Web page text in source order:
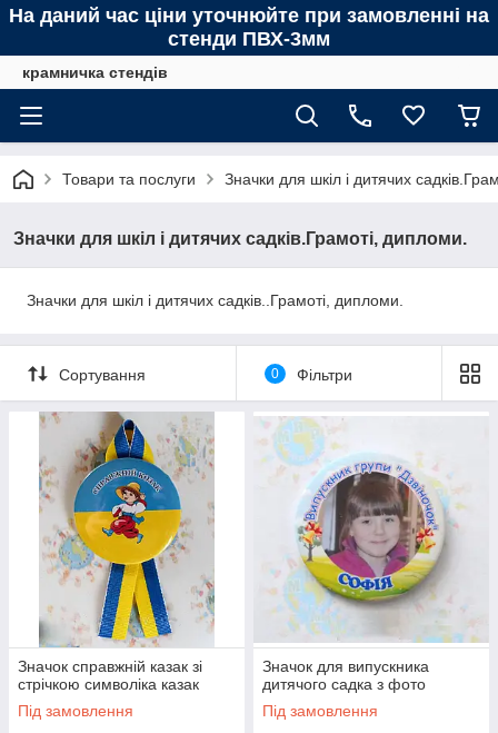
На даний час ціни уточнюйте при замовленні на
стенди ПВХ-3мм
крамничка стендів
Товари та послуги Значки для шкіл і дитячих
Значки для шкіл і дитячих садків.Грамоті, дипломи.
Значки для шкіл і дитячих садків..Грамоті, дипломи.
Сортування 0 Фільтри
Значок справжній казак зі
стрічкою символіка казак
Під замовлення
Значок для випускника
дитячого садка з фото
Під замовлення